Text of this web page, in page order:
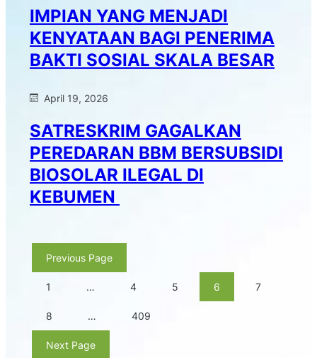
IMPIAN YANG MENJADI
KENYATAAN BAGI PENERIMA
BAKTI SOSIAL SKALA BESAR
April 19, 2026
SATRESKRIM GAGALKAN
PEREDARAN BBM BERSUBSIDI
BIOSOLAR ILEGAL DI
KEBUMEN
Previous Page
1 … 4 5 6 7
8 … 409
Next Page